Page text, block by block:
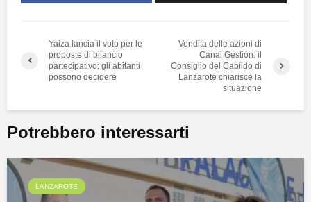
Yaiza lancia il voto per le
proposte di bilancio
partecipativo: gli abitanti
possono decidere
Vendita delle azioni di
Canal Gestión: il
Consiglio del Cabildo di
Lanzarote chiarisce la
situazione
Potrebbero interessarti
LANZAROTE